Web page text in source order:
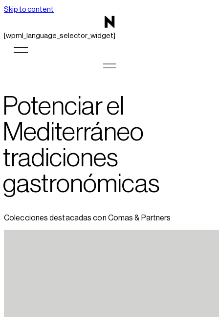
Skip to content
[wpml_language_selector_widget]
Potenciar el
Mediterráneo
tradiciones
gastronómicas
Colecciones destacadas con Comas & Partners